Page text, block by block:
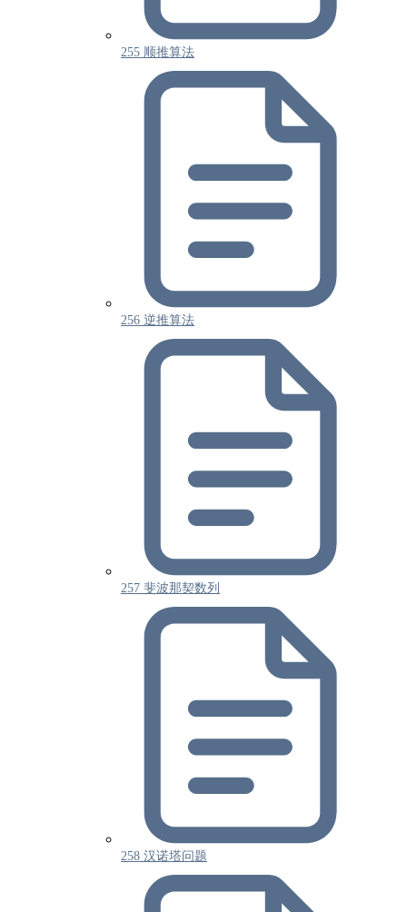
255 顺推算法
256 逆推算法
257 斐波那契数列
258 汉诺塔问题